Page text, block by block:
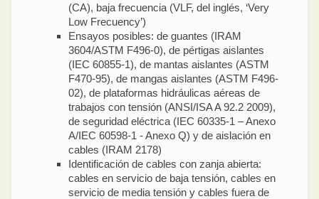
(CA), baja frecuencia (VLF, del inglés, ‘Very
Low Frecuency’)
Ensayos posibles: de guantes (IRAM
3604/ASTM F496-0), de pértigas aislantes
(IEC 60855-1), de mantas aislantes (ASTM
F470-95), de mangas aislantes (ASTM F496-
02), de plataformas hidráulicas aéreas de
trabajos con tensión (ANSI/ISA A 92.2 2009),
de seguridad eléctrica (IEC 60335-1 – Anexo
A/IEC 60598-1 - Anexo Q) y de aislación en
cables (IRAM 2178)
Identificación de cables con zanja abierta:
cables en servicio de baja tensión, cables en
servicio de media tensión y cables fuera de